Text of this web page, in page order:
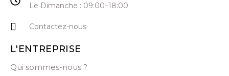
Le Dimanche : 09:00–18:00
Contactez-nous
L'ENTREPRISE
Qui sommes-nous ?